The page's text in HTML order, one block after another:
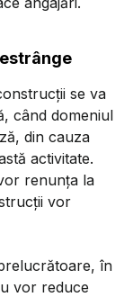
se va
când domeniul
din cauza
activitate.
renunța la
vor
în
vor reduce